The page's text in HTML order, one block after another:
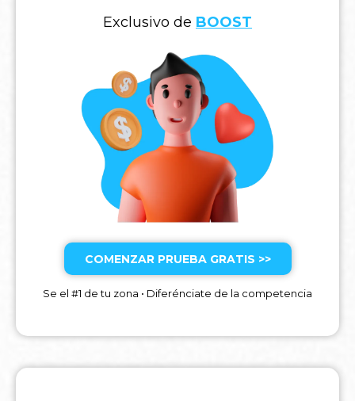
Exclusivo de BOOST
COMENZAR PRUEBA GRATIS >>
Se el #1 de tu zona • Diferénciate de la competencia